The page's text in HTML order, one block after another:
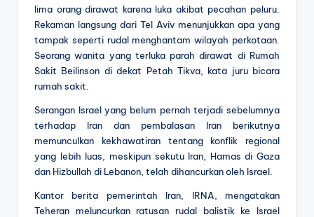
lima orang dirawat karena luka akibat pecahan peluru.
Rekaman langsung dari Tel Aviv menunjukkan apa yang
tampak seperti rudal menghantam wilayah perkotaan.
Seorang wanita yang terluka parah dirawat di Rumah
Sakit Beilinson di dekat Petah Tikva, kata juru bicara
rumah sakit.
Serangan Israel yang belum pernah terjadi sebelumnya
terhadap Iran dan pembalasan Iran berikutnya
memunculkan kekhawatiran tentang konflik regional
yang lebih luas, meskipun sekutu Iran, Hamas di Gaza
dan Hizbullah di Lebanon, telah dihancurkan oleh Israel.
Kantor berita pemerintah Iran, IRNA, mengatakan
Teheran meluncurkan ratusan rudal balistik ke Israel